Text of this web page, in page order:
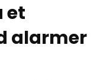
et
alarmer